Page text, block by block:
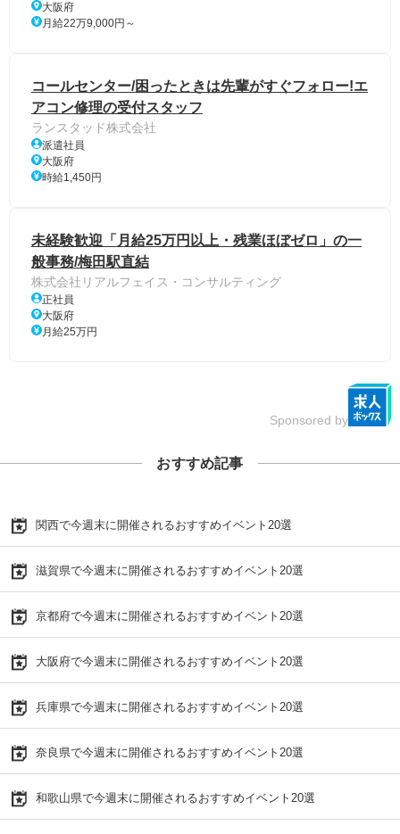
大阪府
月給22万9,000円～
コールセンター/困ったときは先輩がすぐフォロー!エ
アコン修理の受付スタッフ
ランスタッド株式会社
派遣社員
大阪府
時給1,450円
未経験歓迎「月給25万円以上・残業ほぼゼロ」の一
般事務/梅田駅直結
株式会社リアルフェイス・コンサルティング
正社員
大阪府
月給25万円
Sponsored by
おすすめ記事
関西で今週末に開催されるおすすめイベント20選
滋賀県で今週末に開催されるおすすめイベント20選
京都府で今週末に開催されるおすすめイベント20選
大阪府で今週末に開催されるおすすめイベント20選
兵庫県で今週末に開催されるおすすめイベント20選
奈良県で今週末に開催されるおすすめイベント20選
和歌山県で今週末に開催されるおすすめイベント20選